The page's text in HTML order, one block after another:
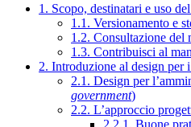
1. Scopo, destinatari e uso
1.1. Versionamento e
1.2. Consultazione del
1.3. Contribuisci al
2. Introduzione al design
2.1. Design per
government)
2.2. L’approccio
2.2.1. Buone